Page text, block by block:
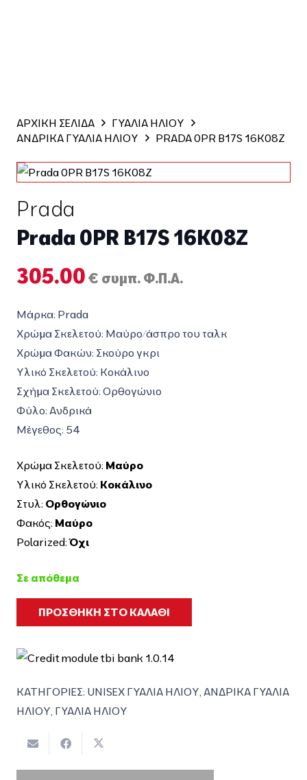
ΑΡΧΙΚΗ ΣΕΛΙΔΑ
ΓΥΑΛΙΑ ΗΛΙΟΥ
ΑΝΔΡΙΚΑ ΓΥΑΛΙΑ ΗΛΙΟΥ
PRADA 0PR B17S 16K08Z
Prada
Prada 0PR B17S 16K08Z
305.00 € συμπ. Φ.Π.Α.
Μάρκα: Prada
Χρώμα Σκελετού: Μαύρο/άσπρο του ταλκ
Χρώμα Φακών: Σκούρο γκρι
Υλικό Σκελετού: Κοκάλινο
Σχήμα Σκελετού: Ορθογώνιο
Φύλο: Ανδρικά
Μέγεθος: 54
Χρώμα Σκελετού: Μαύρο
Υλικό Σκελετού: Κοκάλινο
Στυλ: Ορθογώνιο
Φακός: Μαύρο
Polarized:Όχι
Σε απόθεμα
ΠΡΟΣΘΗΚΗ ΣΤΟ ΚΑΛΑΘΙ
ΚΑΤΗΓΟΡΙΕΣ: UNISEX ΓΥΑΛΙΑ ΗΛΙΟΥ, ΑΝΔΡΙΚΑ ΓΥΑΛΙΑ
ΗΛΙΟΥ, ΓΥΑΛΙΑ ΗΛΙΟΥ